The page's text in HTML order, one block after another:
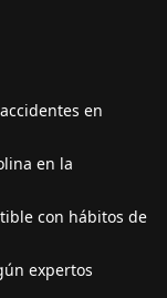
en
en la
con hábitos de
expertos